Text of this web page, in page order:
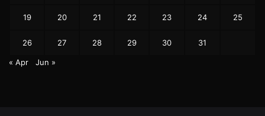
19 20 21 22 23 24 25
26 27 28 29 30 31
« Apr Jun »